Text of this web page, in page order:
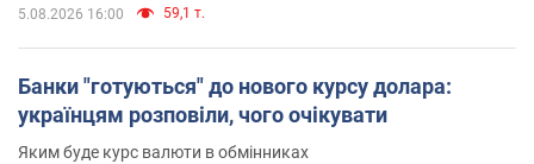
5.08.2026 16:00 59,1 т.
Банки "готуються" до нового курсу долара:
українцям розповіли, чого очікувати
Яким буде курс валюти в обмінниках